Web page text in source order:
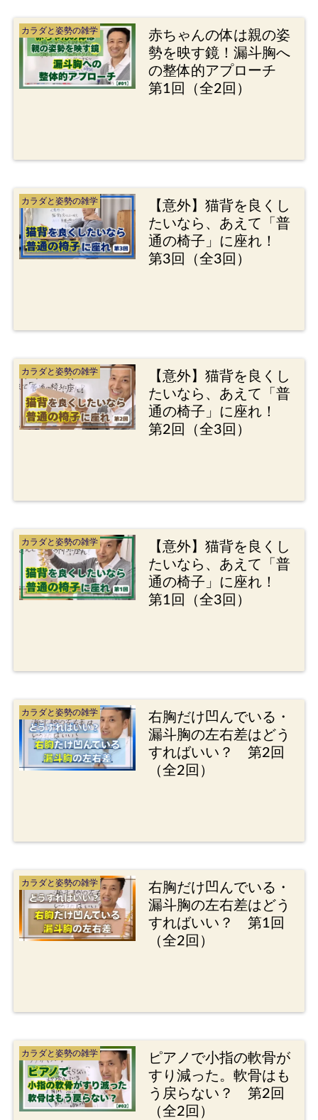
カラダと姿勢の雑学
赤ちゃんの体は親の姿
勢を映す鏡！漏斗胸へ
の整体的アプローチ
第1回（全2回）
カラダと姿勢の雑学
【意外】猫背を良くし
たいなら、あえて「普
通の椅子」に座れ！
第3回（全3回）
カラダと姿勢の雑学
【意外】猫背を良くし
たいなら、あえて「普
通の椅子」に座れ！
第2回（全3回）
カラダと姿勢の雑学
【意外】猫背を良くし
たいなら、あえて「普
通の椅子」に座れ！
第1回（全3回）
カラダと姿勢の雑学
右胸だけ凹んでいる・
漏斗胸の左右差はどう
すればいい？ 第2回
（全2回）
カラダと姿勢の雑学
右胸だけ凹んでいる・
漏斗胸の左右差はどう
すればいい？ 第1回
（全2回）
カラダと姿勢の雑学
ピアノで小指の軟骨が
すり減った。軟骨はも
う戻らない？ 第2回
（全2回）